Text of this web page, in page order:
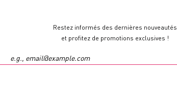
Restez informés des dernières nouveautés
et profitez de promotions exclusives !